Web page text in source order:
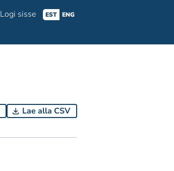
Logi sisse EST ENG
Lae alla CSV